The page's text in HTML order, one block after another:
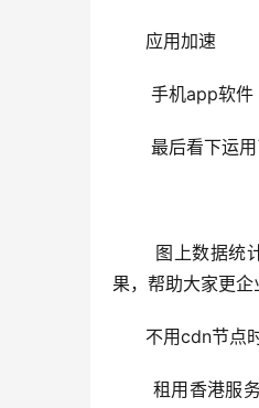
应用加速
手机app软件
最后看下运用
图上数据统计
果，帮助大家更企
不用cdn节点时
租用香港服务